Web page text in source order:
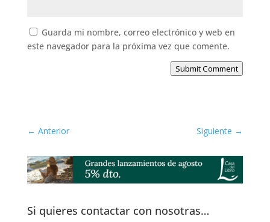
Guarda mi nombre, correo electrónico y web en
este navegador para la próxima vez que comente.
Submit Comment
← Anterior Siguiente →
Si quieres contactar con nosotras…